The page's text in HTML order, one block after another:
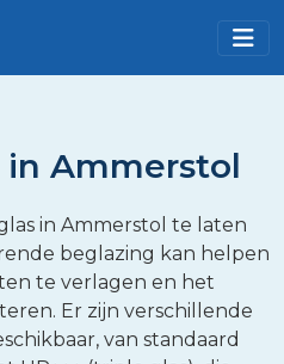
in Ammerstol
in Ammerstol te laten
beglazing kan helpen
te verlagen en het
Er zijn verschillende
van standaard